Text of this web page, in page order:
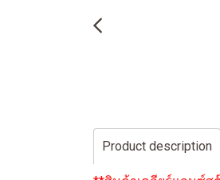
Product description